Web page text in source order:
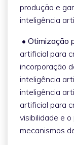
produção e
inteligência
• Otimização
artificial para
incorporação
inteligência
inteligência
artificial para
visibilidade e
mecanismos